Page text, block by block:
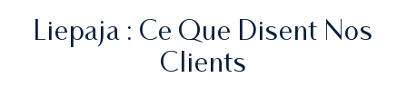
Liepaja : Ce Que Disent Nos
Clients